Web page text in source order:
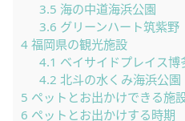
3.5 海の中道海浜公園
3.6 グリーンハート筑紫野
4 福岡県の観光施設
4.1 ベイサイドプレイス博
4.2 北斗の水くみ海浜公園
5 ペットとお出かけできる施
6 ペットとお出かけする時期